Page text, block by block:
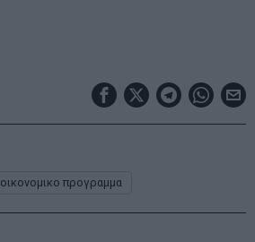
οικονομικο προγραμμα